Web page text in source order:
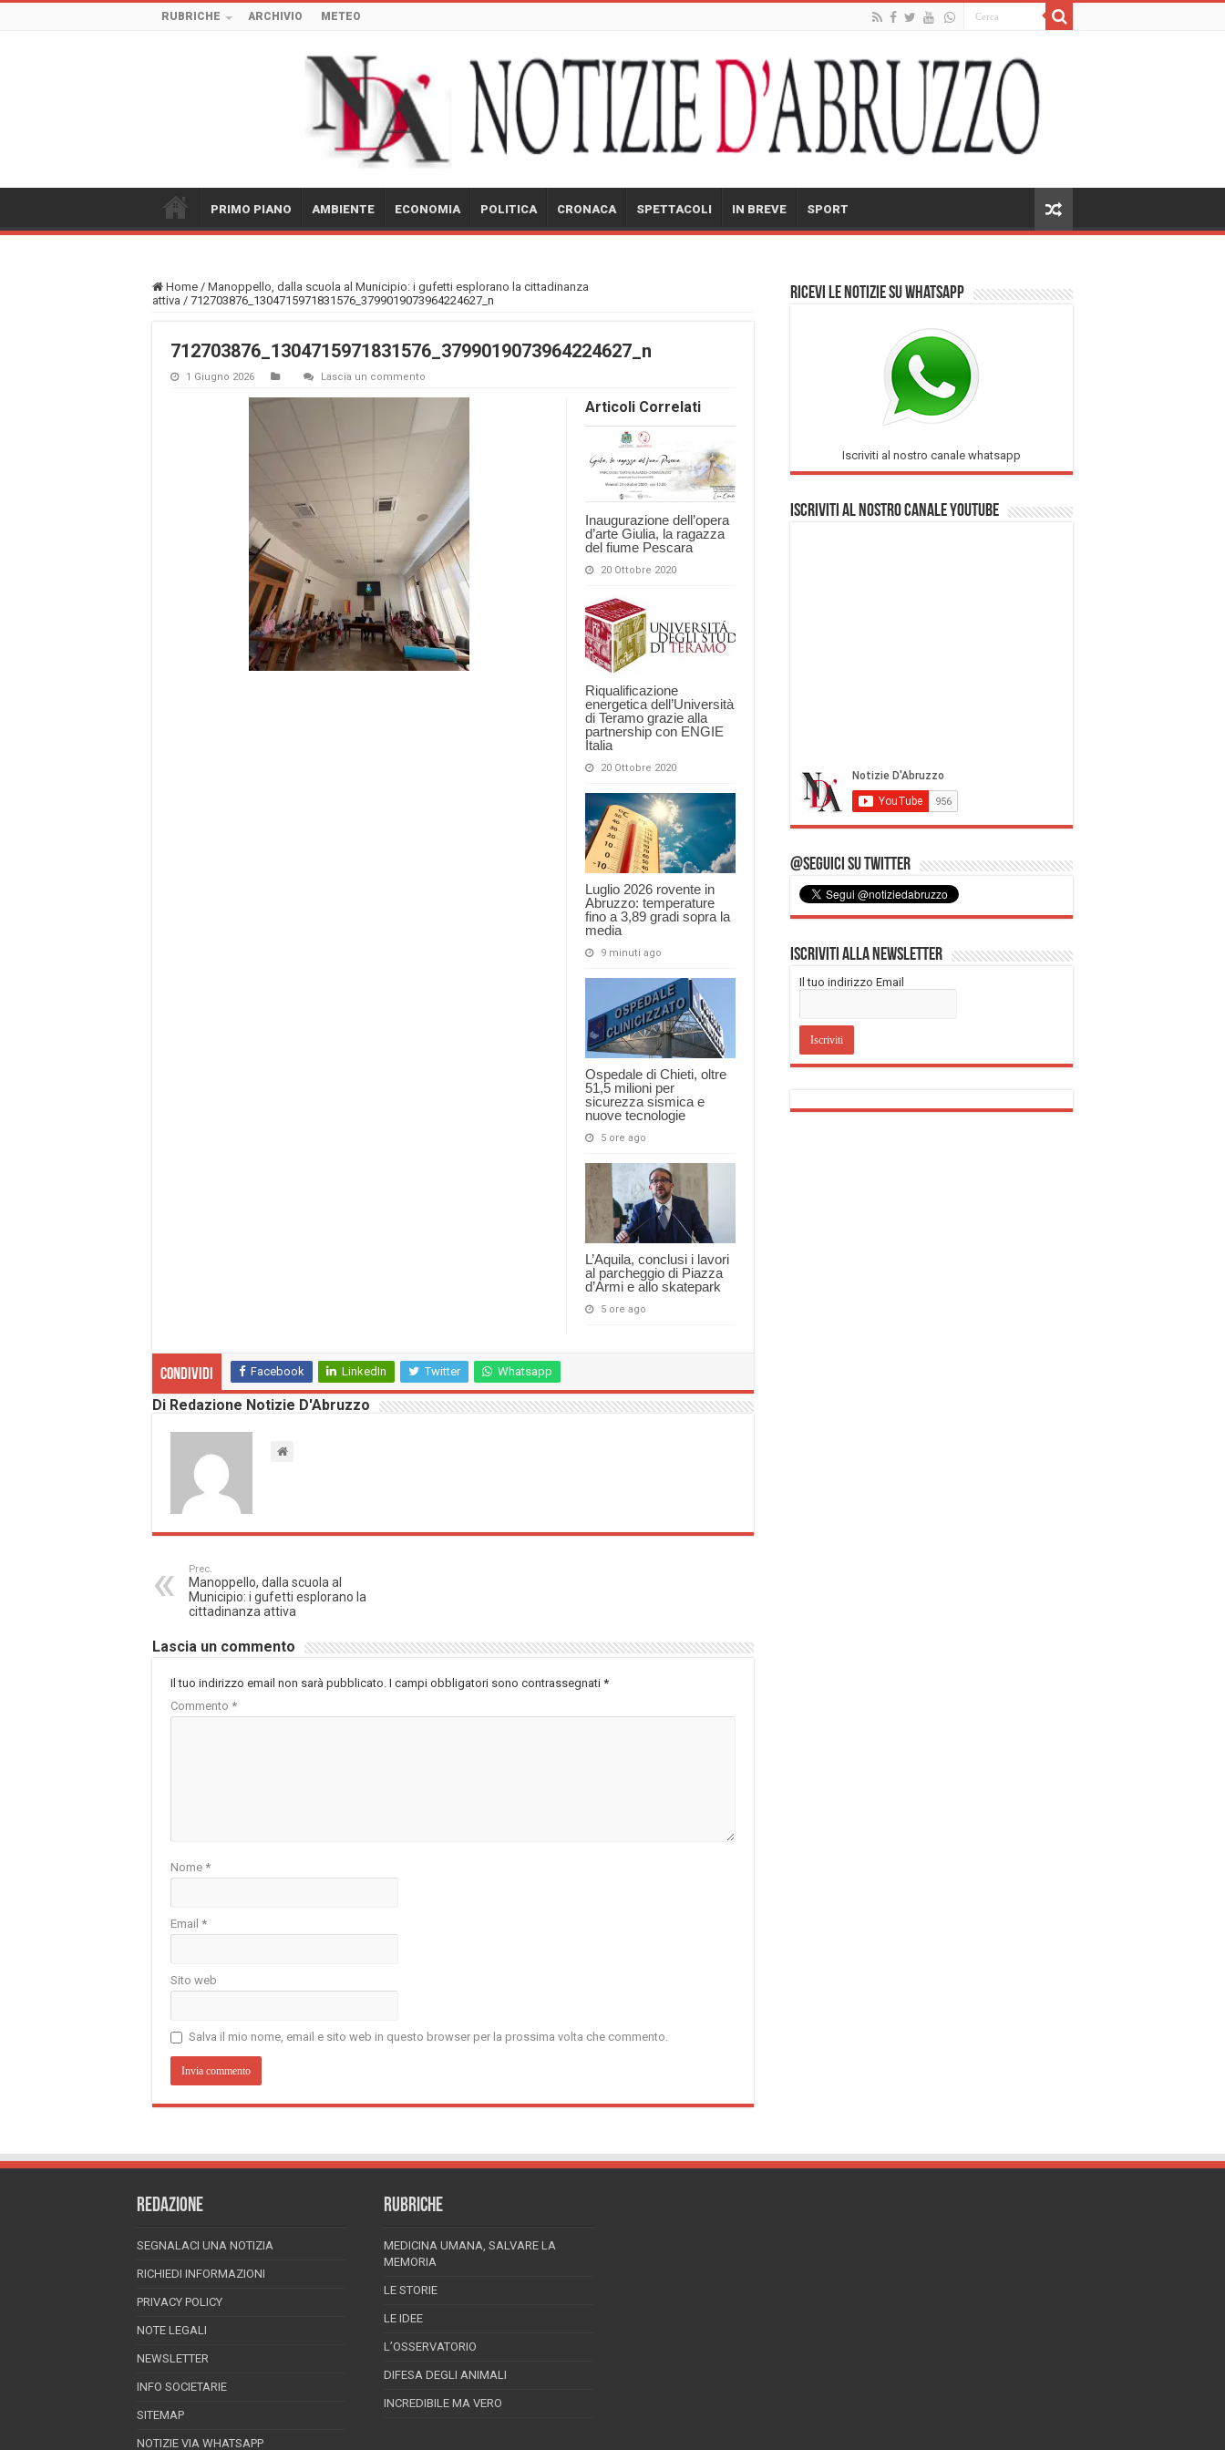
RUBRICHE ARCHIVIO METEO
PRIMO PIANO AMBIENTE ECONOMIA POLITICA CRONACA SPETTACOLI IN BREVE SPORT
Home / Manoppello, dalla scuola al Municipio: i gufetti esplorano la cittadinanza
attiva / 712703876_1304715971831576_3799019073964224627_n
712703876_1304715971831576_3799019073964224627_n
1 Giugno 2026 Lascia un commento
Articoli Correlati
Inaugurazione dell’opera
d’arte Giulia, la ragazza
del fiume Pescara
20 Ottobre 2020
Riqualificazione
energetica dell’Università
di Teramo grazie alla
partnership con ENGIE
Italia
20 Ottobre 2020
Luglio 2026 rovente in
Abruzzo: temperature
fino a 3,89 gradi sopra la
media
9 minuti ago
Ospedale di Chieti, oltre
51,5 milioni per
sicurezza sismica e
nuove tecnologie
5 ore ago
L’Aquila, conclusi i lavori
al parcheggio di Piazza
d’Armi e allo skatepark
5 ore ago
Condividi Facebook LinkedIn Twitter Whatsapp
Di Redazione Notizie D'Abruzzo
Prec.
Manoppello, dalla scuola al
Municipio: i gufetti esplorano la
cittadinanza attiva
Lascia un commento
Il tuo indirizzo email non sarà pubblicato. I campi obbligatori sono contrassegnati *
Commento *
Nome *
Email *
Sito web
Salva il mio nome, email e sito web in questo browser per la prossima volta che commento.
Ricevi le notizie su Whatsapp
Iscriviti al nostro canale whatsapp
Iscriviti al nostro Canale Youtube
@Seguici su Twitter
Iscriviti alla Newsletter
Il tuo indirizzo Email
REDAZIONE
SEGNALACI UNA NOTIZIA
RICHIEDI INFORMAZIONI
PRIVACY POLICY
NOTE LEGALI
NEWSLETTER
INFO SOCIETARIE
SITEMAP
NOTIZIE VIA WHATSAPP
RUBRICHE
MEDICINA UMANA, SALVARE LA
MEMORIA
LE STORIE
LE IDEE
L’OSSERVATORIO
DIFESA DEGLI ANIMALI
INCREDIBILE MA VERO